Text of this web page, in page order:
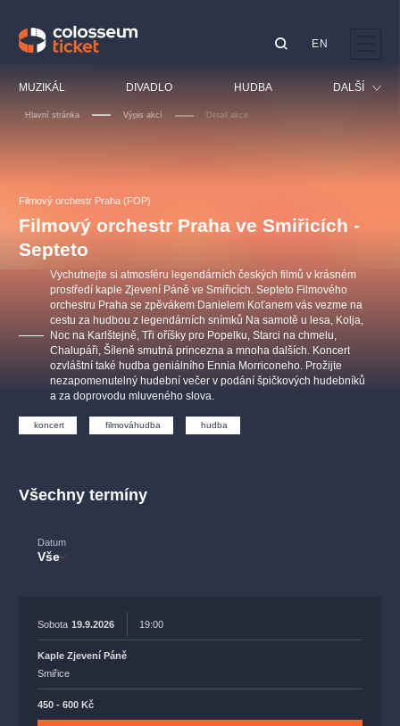
MUZIKÁL DIVADLO HUDBA DALŠÍ
Prohlídky
Ostatní
EN
Hlavní stránka Výpis akcí Detail akce
Filmový orchestr Praha (FOP)
Filmový orchestr Praha ve Smiřicích -
Septeto
Vychutnejte si atmosféru legendárních českých filmů v krásném
prostředí kaple Zjevení Páně ve Smiřicích. Septeto Filmového
orchestru Praha se zpěvákem Danielem Koťanem vás vezme na
cestu za hudbou z legendárních snímků Na samotě u lesa, Kolja,
Noc na Karlštejně, Tři oříšky pro Popelku, Starci na chmelu,
Chalupáři, Šíleně smutná princezna a mnoha dalších. Koncert
ozvláštní také hudba geniálního Ennia Morriconeho. Prožijte
nezapomenutelný hudební večer v podání špičkových hudebníků
a za doprovodu mluveného slova.
koncert filmováhudba hudba
Všechny termíny
Datum
Vše
Sobota 19.9.2026 19:00
Kaple Zjevení Páně
Smiřice
450 - 600 Kč
OBYČEJNÁ HOLKA
Agentura 44, s.r.o.
Pink Panther Agency,
s.r.o.
Ostatní hledají
muzikálypraha
Nejnavštěvovanější
muzikálypraha divadlopraha
filmováhudba státníopera rudolfinum